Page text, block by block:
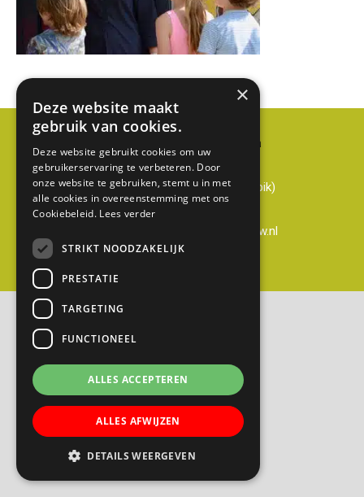
Basisschool Gerardus Majella
Cabauwsekade 51a
3411 ED Cabauw (gemeente Lopik)
0348-551428
directie@gerardusmajella-cabauw.nl
B
a
s
i
s
s
c
h
×
Deze website maakt
gebruik van cookies.
Deze website gebruikt cookies om uw
gebruikerservaring te verbeteren. Door
onze website te gebruiken, stemt u in met
alle cookies in overeenstemming met ons
Cookiebeleid. Lees verder
STRIKT NOODZAKELIJK
PRESTATIE
TARGETING
FUNCTIONEEL
ALLES ACCEPTEREN
ALLES AFWIJZEN
DETAILS WEERGEVEN